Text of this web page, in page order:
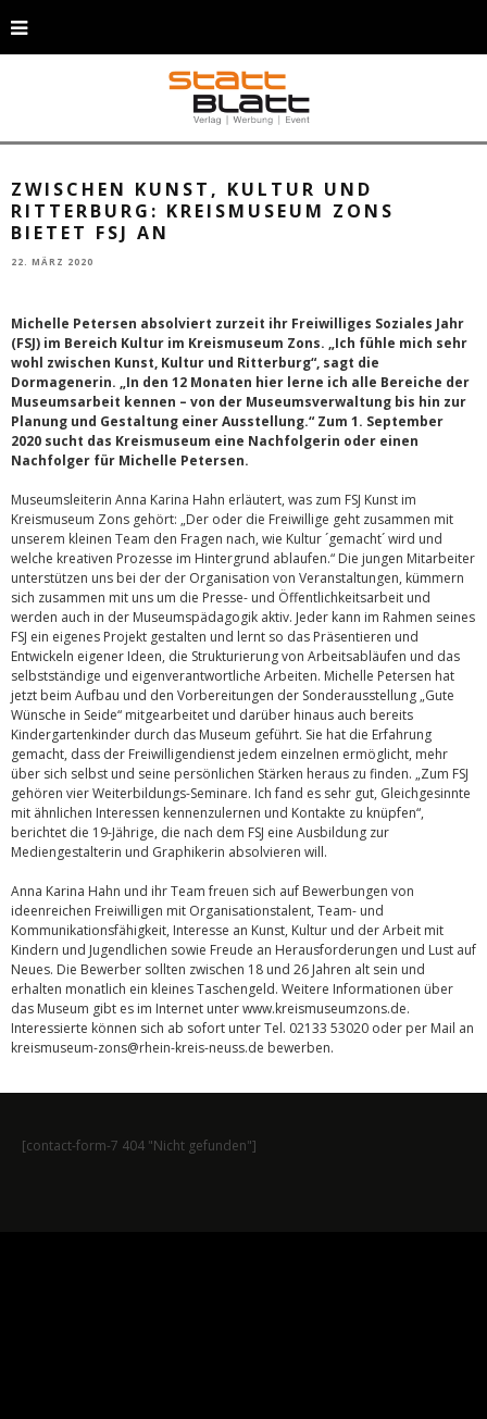
Michelle Petersen absolviert zurzeit ein FSJ im Kreismuseum Zons © Rhein-
ZWISCHEN KUNST, KULTUR UND
RITTERBURG: KREISMUSEUM ZONS
BIETET FSJ AN
22. MÄRZ 2020
Michelle Petersen absolviert zurzeit ihr Freiwilliges Soziales Jahr
(FSJ) im Bereich Kultur im Kreismuseum Zons. „Ich fühle mich sehr
wohl zwischen Kunst, Kultur und Ritterburg“, sagt die
Dormagenerin. „In den 12 Monaten hier lerne ich alle Bereiche der
Museumsarbeit kennen – von der Museumsverwaltung bis hin zur
Planung und Gestaltung einer Ausstellung.“ Zum 1. September
2020 sucht das Kreismuseum eine Nachfolgerin oder einen
Nachfolger für Michelle Petersen.
Museumsleiterin Anna Karina Hahn erläutert, was zum FSJ Kunst im
Kreismuseum Zons gehört: „Der oder die Freiwillige geht zusammen mit
unserem kleinen Team den Fragen nach, wie Kultur ´gemacht´ wird und
welche kreativen Prozesse im Hintergrund ablaufen.“ Die jungen Mitarbeiter
unterstützen uns bei der der Organisation von Veranstaltungen, kümmern
sich zusammen mit uns um die Presse- und Öffentlichkeitsarbeit und
werden auch in der Museumspädagogik aktiv. Jeder kann im Rahmen seines
FSJ ein eigenes Projekt gestalten und lernt so das Präsentieren und
Entwickeln eigener Ideen, die Strukturierung von Arbeitsabläufen und das
selbstständige und eigenverantwortliche Arbeiten. Michelle Petersen hat
jetzt beim Aufbau und den Vorbereitungen der Sonderausstellung „Gute
Wünsche in Seide“ mitgearbeitet und darüber hinaus auch bereits
Kindergartenkinder durch das Museum geführt. Sie hat die Erfahrung
gemacht, dass der Freiwilligendienst jedem einzelnen ermöglicht, mehr
über sich selbst und seine persönlichen Stärken heraus zu finden. „Zum FSJ
gehören vier Weiterbildungs-Seminare. Ich fand es sehr gut, Gleichgesinnte
mit ähnlichen Interessen kennenzulernen und Kontakte zu knüpfen“,
berichtet die 19-Jährige, die nach dem FSJ eine Ausbildung zur
Mediengestalterin und Graphikerin absolvieren will.
Anna Karina Hahn und ihr Team freuen sich auf Bewerbungen von
ideenreichen Freiwilligen mit Organisationstalent, Team- und
Kommunikationsfähigkeit, Interesse an Kunst, Kultur und der Arbeit mit
Kindern und Jugendlichen sowie Freude an Herausforderungen und Lust auf
Neues. Die Bewerber sollten zwischen 18 und 26 Jahren alt sein und
erhalten monatlich ein kleines Taschengeld. Weitere Informationen über
das Museum gibt es im Internet unter www.kreismuseumzons.de.
Interessierte können sich ab sofort unter Tel. 02133 53020 oder per Mail an
kreismuseum-zons@rhein-kreis-neuss.de bewerben.
[contact-form-7 404 "Nicht gefunden"]